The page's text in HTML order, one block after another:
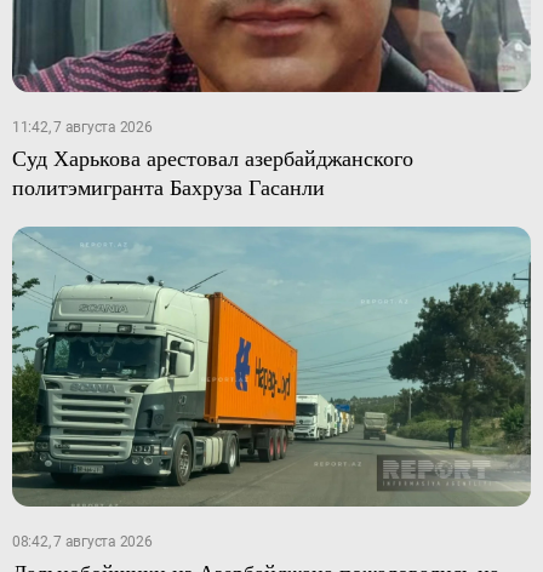
11:42, 7 августа 2026
Суд Харькова арестовал азербайджанского
политэмигранта Бахруза Гасанли
08:42, 7 августа 2026